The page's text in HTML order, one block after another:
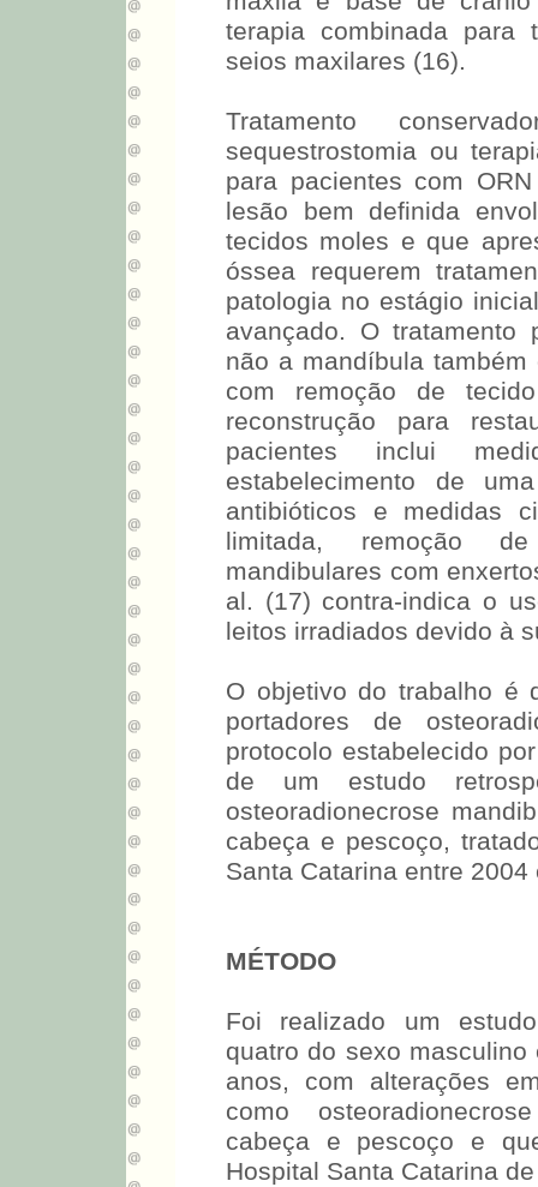
terapia combinada para
seios maxilares (16).
Tratamento
sequestrostomia ou
para pacientes com
lesão bem definida
tecidos moles e que
óssea requerem
patologia no estágio
avançado. O tratamento
não a mandíbula
com remoção de
reconstrução para
pacientes inclui
estabelecimento de
antibióticos e medidas
limitada, remoção
mandibulares com
al. (17) contra-indica o
leitos irradiados devido à
O objetivo do trabalho é
portadores de
protocolo estabelecido
de um estudo
osteoradionecrose
cabeça e pescoço,
Santa Catarina entre 2004
MÉTODO
Foi realizado um
quatro do sexo
anos, com alterações
como
cabeça e pescoço e
Hospital Santa Catarina